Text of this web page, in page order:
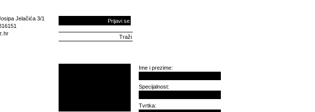
Jelačića 3/1
Prijavi se
Ime i prezime:
Specijalnost:
Tvrtka: